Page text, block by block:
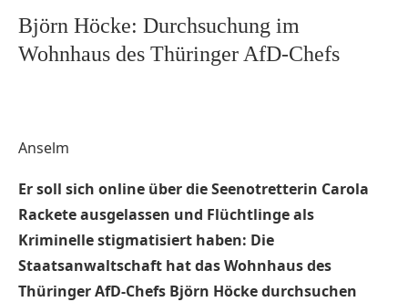
Björn Höcke: Durchsuchung im
Wohnhaus des Thüringer AfD-Chefs
Anselm
Er soll sich online über die Seenotretterin Carola
Rackete ausgelassen und Flüchtlinge als
Kriminelle stigmatisiert haben: Die
Staatsanwaltschaft hat das Wohnhaus des
Thüringer AfD-Chefs Björn Höcke durchsuchen